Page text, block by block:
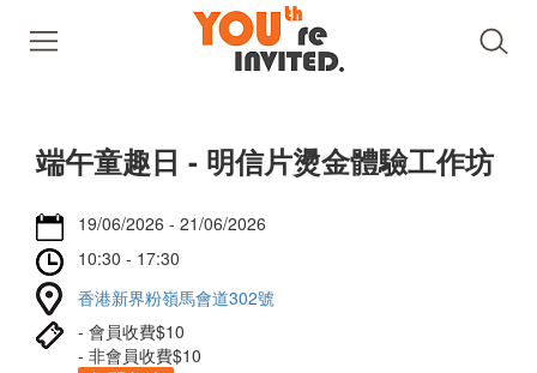
端午童趣日 - 明信片燙金體驗工作坊
19/06/2026 - 21/06/2026
10:30 - 17:30
香港新界粉嶺馬會道302號
- 會員收費$10
- 非會員收費$10